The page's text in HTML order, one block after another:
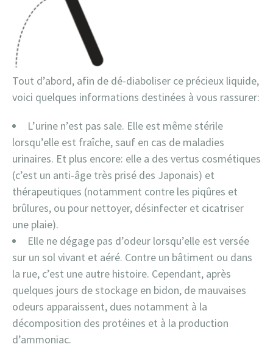
Tout d’abord, afin de dé-diaboliser ce précieux liquide,
voici quelques informations destinées à vous rassurer:
L’urine n’est pas sale. Elle est même stérile
lorsqu’elle est fraîche, sauf en cas de maladies
urinaires. Et plus encore: elle a des vertus cosmétiques
(c’est un anti-âge très prisé des Japonais) et
thérapeutiques (notamment contre les piqûres et
brûlures, ou pour nettoyer, désinfecter et cicatriser
une plaie).
Elle ne dégage pas d’odeur lorsqu’elle est versée
sur un sol vivant et aéré. Contre un bâtiment ou dans
la rue, c’est une autre histoire. Cependant, après
quelques jours de stockage en bidon, de mauvaises
odeurs apparaissent, dues notamment à la
décomposition des protéines et à la production
d’ammoniac.